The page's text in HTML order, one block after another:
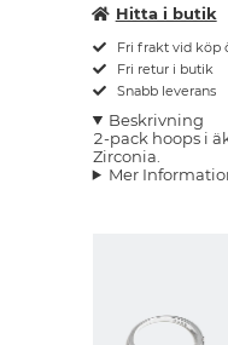
Hitta i butik
Fri frakt vid köp
Fri retur i butik
Snabb leverans
Beskrivning
2-pack hoops i
Zirconia.
Mer